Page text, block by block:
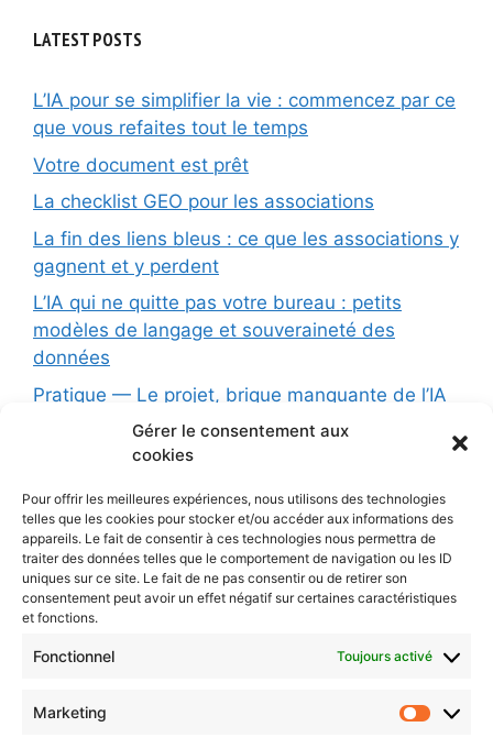
Gérer le consentement aux
cookies
Pour offrir les meilleures expériences, nous utilisons des technologies
telles que les cookies pour stocker et/ou accéder aux informations des
appareils. Le fait de consentir à ces technologies nous permettra de
traiter des données telles que le comportement de navigation ou les ID
uniques sur ce site. Le fait de ne pas consentir ou de retirer son
consentement peut avoir un effet négatif sur certaines caractéristiques
et fonctions.
Fonctionnel Toujours activé
Marketing
LATEST POSTS
L’IA pour se simplifier la vie : commencez par ce
que vous refaites tout le temps
Votre document est prêt
La checklist GEO pour les associations
La fin des liens bleus : ce que les associations y
gagnent et y perdent
L’IA qui ne quitte pas votre bureau : petits
modèles de langage et souveraineté des
données
Pratique — Le projet, brique manquante de l’IA
conversationnelle
Formation (1 jour): L’Intelligence Artificielle au
limites et précautions
Les principes d’une charte éthique pour l’IA
L’IA dans votre organisation : dépasser la
simple charte pour une vraie stratégie
Protégé : AI
CONTACTEZ-NOUS